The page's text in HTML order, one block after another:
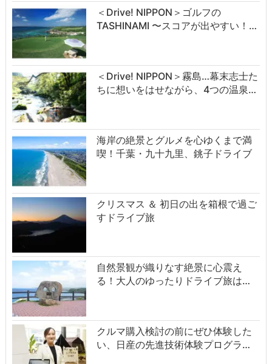
＜Drive! NIPPON＞ゴルフの
TASHINAMI 〜スコアが出やすい！…
＜Drive! NIPPON＞霧島…幕末志士た
ちに想いをはせながら、4つの温泉…
海岸の絶景とグルメを心ゆくまで満
喫！千葉・九十九里、銚子ドライブ
クリスマス ＆ 初日の出を箱根で過ご
すドライブ旅
自然景観が織りなす絶景に心震え
る！大人のゆったりドライブ旅は…
クルマ購入検討の前にぜひ体験した
い、日産の先進技術体験プログラ…